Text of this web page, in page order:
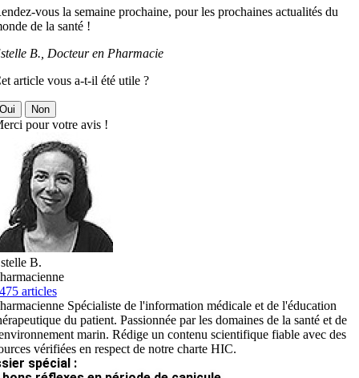
vous la semaine prochaine, pour les prochaines actualités du
de la santé !
B., Docteur en Pharmacie
article vous a-t-il été utile ?
Non
pour votre avis !
B.
articles
Spécialiste de l'information médicale et de l'éducation
du patient. Passionnée par les domaines de la santé et de
marin. Rédige un contenu scientifique fiable avec des
vérifiées en respect de notre charte HIC.
spécial :